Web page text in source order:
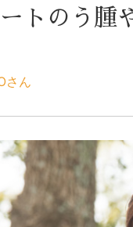
トのう腫
さん